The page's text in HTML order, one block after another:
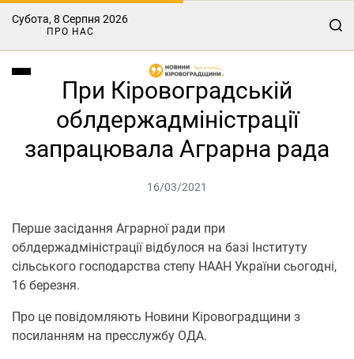
Субота, 8 Серпня 2026
ПРО НАС
При Кіровоградській
облдержадміністрації
запрацювала Аграрна рада
16/03/2021
Перше засідання Аграрної ради при
облдержадміністрації відбулося на базі Інституту
сільського господарства степу НААН України сьогодні,
16 березня.
Про це повідомляють Новини Кіровоградщини з
посиланням на пресслужбу ОДА.